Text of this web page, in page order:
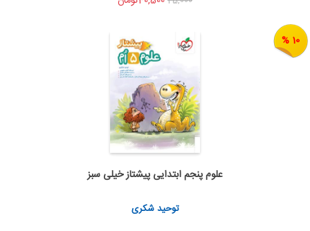
10 %
اضافه به سبد خرید
اشتراک گذاری
علوم پنجم ابتدایی پیشتاز خیلی سبز
توحید شکری